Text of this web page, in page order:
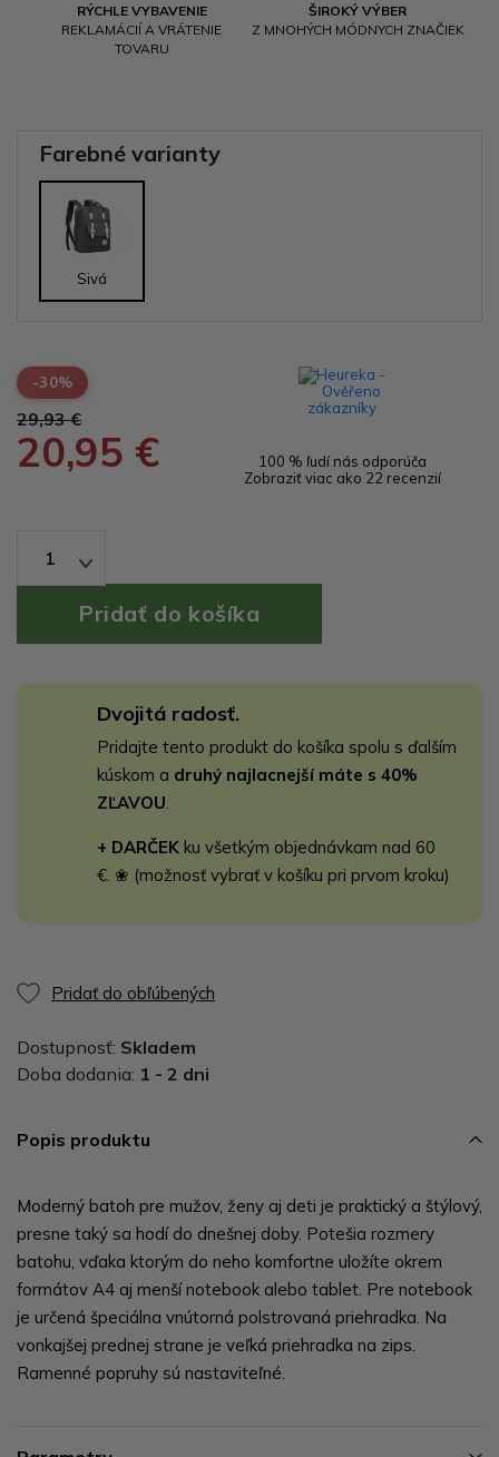
RÝCHLE VYBAVENIE
REKLAMÁCIÍ A VRÁTENIE
TOVARU
ŠIROKÝ VÝBER
Z MNOHÝCH MÓDNYCH ZNAČIEK
Farebné varianty
Sivá
-30%
29,93 €
20,95 €
100 % ľudí nás odporúča
Zobraziť viac ako 22 recenzií
1
Dvojitá radosť.
Pridajte tento produkt do košíka spolu s ďalším
kúskom a druhý najlacnejší máte s 40%
ZĽAVOU
+ DARČEK ku všetkým objednávkam nad 60
€. ❀ (možnosť vybrať v košíku pri prvom kroku)
Pridať do obľúbených
Dostupnosť: Skladem
Doba dodania: 1 - 2 dni
Popis produktu
Moderný batoh pre mužov, ženy aj deti je praktický a štýlový,
presne taký sa hodí do dnešnej doby. Potešia rozmery
batohu, vďaka ktorým do neho komfortne uložíte okrem
formátov A4 aj menší notebook alebo tablet. Pre notebook
je určená špeciálna vnútorná polstrovaná priehradka. Na
vonkajšej prednej strane je veľká priehradka na zips.
Ramenné popruhy sú nastaviteľné.